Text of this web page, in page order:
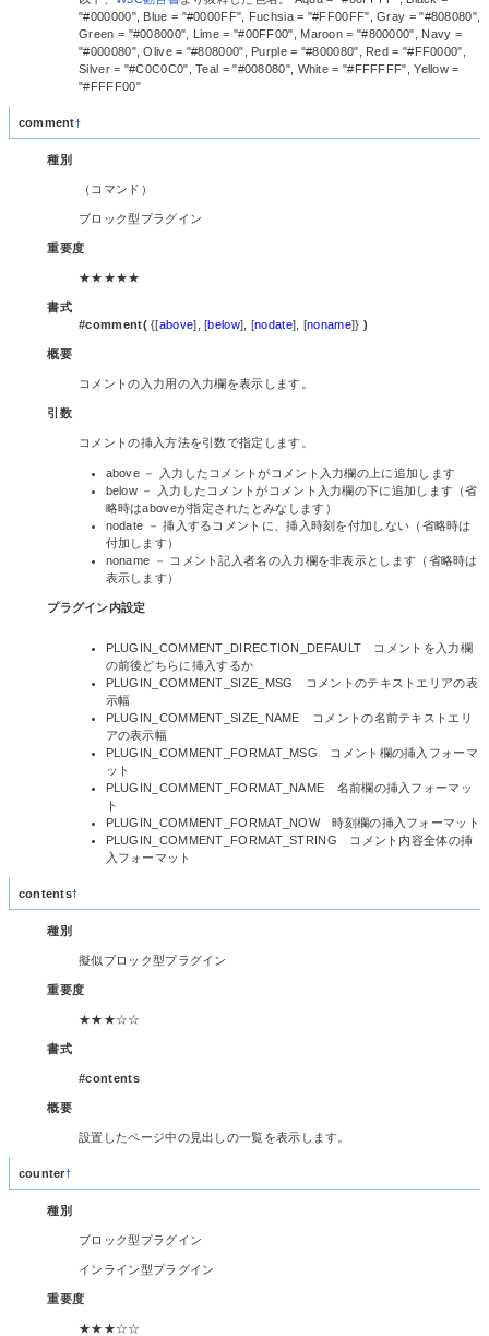
"#000000", Blue = "#0000FF", Fuchsia = "#FF00FF", Gray = "#808080",
Green = "#008000", Lime = "#00FF00", Maroon = "#800000", Navy =
"#000080", Olive = "#808000", Purple = "#800080", Red = "#FF0000",
Silver = "#C0C0C0", Teal = "#008080", White = "#FFFFFF", Yellow =
"#FFFF00"
comment†
種別
（コマンド）
ブロック型プラグイン
重要度
★★★★★
書式
#comment({[above], [below], [nodate], [noname]} )
概要
コメントの入力用の入力欄を表示します。
引数
コメントの挿入方法を引数で指定します。
above － 入力したコメントがコメント入力欄の上に追加します
below － 入力したコメントがコメント入力欄の下に追加します（省
略時はaboveが指定されたとみなします）
nodate － 挿入するコメントに、挿入時刻を付加しない（省略時は
付加します）
noname － コメント記入者名の入力欄を非表示とします（省略時は
表示します）
プラグイン内設定
PLUGIN_COMMENT_DIRECTION_DEFAULT コメントを入力欄
の前後どちらに挿入するか
PLUGIN_COMMENT_SIZE_MSG コメントのテキストエリアの表
示幅
PLUGIN_COMMENT_SIZE_NAME コメントの名前テキストエリ
アの表示幅
PLUGIN_COMMENT_FORMAT_MSG コメント欄の挿入フォーマ
ット
PLUGIN_COMMENT_FORMAT_NAME 名前欄の挿入フォーマッ
ト
PLUGIN_COMMENT_FORMAT_NOW 時刻欄の挿入フォーマット
PLUGIN_COMMENT_FORMAT_STRING コメント内容全体の挿
入フォーマット
contents†
種別
擬似ブロック型プラグイン
重要度
★★★☆☆
書式
#contents
概要
設置したページ中の見出しの一覧を表示します。
counter†
種別
ブロック型プラグイン
インライン型プラグイン
重要度
★★★☆☆